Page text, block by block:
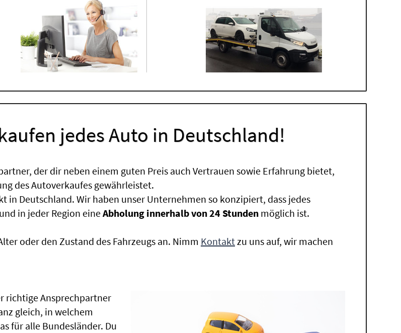
jedes Auto in Deutschland!
der dir neben einem guten Preis auch Vertrauen sowie Erfahrung bietet,
des Autoverkaufes gewährleistet.
in Deutschland. Wir haben unser Unternehmen so konzipiert, dass jedes
in jeder Region eineAbholung innerhalb von 24 Stunden möglich ist.
oder den Zustand des Fahrzeugs an. Nimm Kontaktzu uns auf, wir machen
richtige Ansprechpartner
gleich, in welchem
für alle Bundesländer. Du